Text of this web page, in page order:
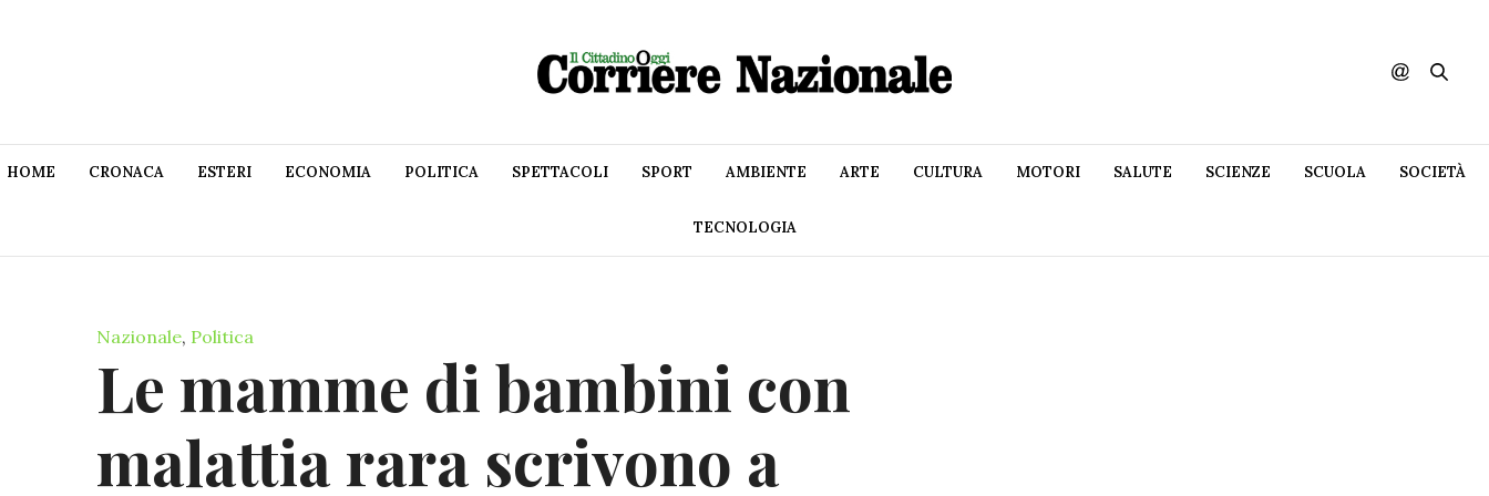
HOME CRONACA ESTERI ECONOMIA POLITICA SPETTACOLI SPORT AMBIENTE ARTE CULTURA MOTORI SALUTE SCIENZE SCUOLA SOCIETÀ
TECNOLOGIA
Nazionale, Politica
Le mamme di bambini con
malattia rara scrivono a